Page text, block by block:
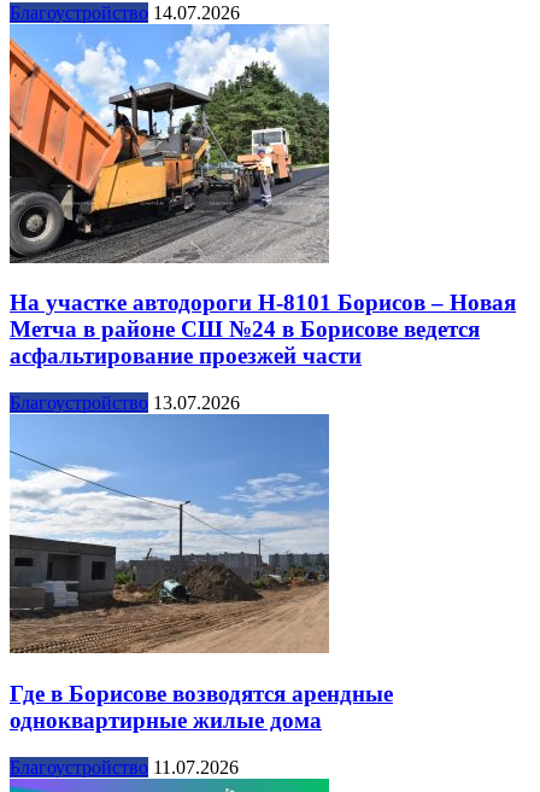
Благоустройство 14.07.2026
На участке автодороги Н-8101 Борисов – Новая
Метча в районе СШ №24 в Борисове ведется
асфальтирование проезжей части
Благоустройство 13.07.2026
Где в Борисове возводятся арендные
одноквартирные жилые дома
Благоустройство 11.07.2026